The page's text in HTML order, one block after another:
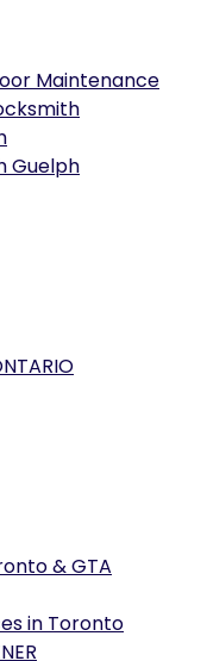
Maintenance
Guelph
& GTA
in Toronto